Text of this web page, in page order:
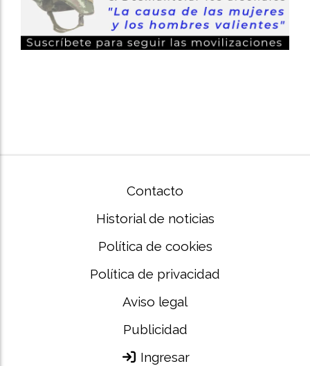
Contacto
Historial de noticias
Política de cookies
Política de privacidad
Aviso legal
Publicidad
Ingresar